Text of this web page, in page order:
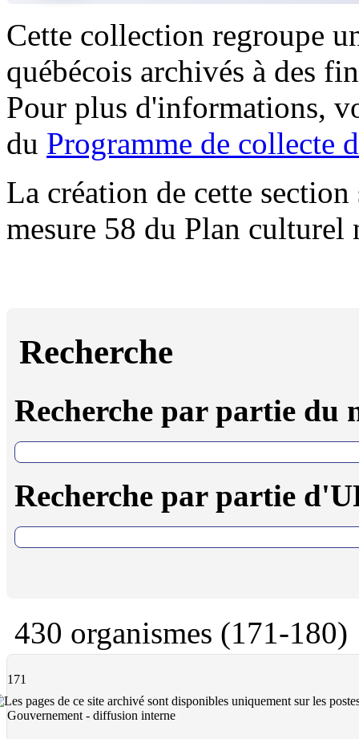
Cette collection regroupe
québécois archivés à des
Pour plus d'informations,
du Programme de collecte
La création de cette
mesure 58 du Plan culturel
Recherche
Recherche par partie du
Recherche par partie
430 organismes (171-180)
171
Gouvernement - diffusion interne